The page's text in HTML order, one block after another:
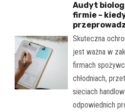
Audyt
firmie –
Skuteczna
jest ważna w
firmach
chłodniach,
sieciach
odpowiednich